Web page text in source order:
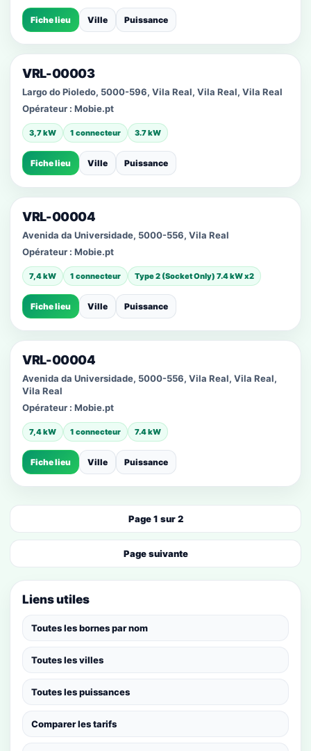
Fiche lieu Ville Puissance
VRL-00003
Largo do Pioledo, 5000-596, Vila Real, Vila Real, Vila Real
Opérateur : Mobie.pt
3,7 kW 1 connecteur 3.7 kW
Fiche lieu Ville Puissance
VRL-00004
Avenida da Universidade, 5000-556, Vila Real
Opérateur : Mobie.pt
7,4 kW 1 connecteur Type 2 (Socket Only) 7.4 kW x2
Fiche lieu Ville Puissance
VRL-00004
Avenida da Universidade, 5000-556, Vila Real, Vila Real,
Vila Real
Opérateur : Mobie.pt
7,4 kW 1 connecteur 7.4 kW
Fiche lieu Ville Puissance
Page 1 sur 2
Page suivante
Liens utiles
Toutes les bornes par nom
Toutes les villes
Toutes les puissances
Comparer les tarifs